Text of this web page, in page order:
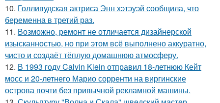
10. Голливудская актриса Энн хэтэуэй сообщила, что
беременна в третий раз.
11. Возможно, ремонт не отличается дизайнерской
изысканностью, но при этом всё выполнено аккуратно,
чисто и создаёт тёплую домашнюю атмосферу.
12. В 1993 году Calvin Klein отправил 18-летнюю Кейт
мосс и 20-летнего Марио сорренти на виргинские
острова почти без привычной рекламной машины.